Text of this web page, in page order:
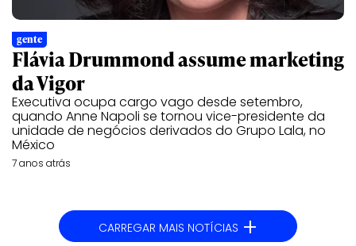
gente
Flávia Drummond assume marketing
da Vigor
Executiva ocupa cargo vago desde setembro,
quando Anne Napoli se tornou vice-presidente da
unidade de negócios derivados do Grupo Lala, no
México
7 anos atrás
CARREGAR MAIS NOTÍCIAS +